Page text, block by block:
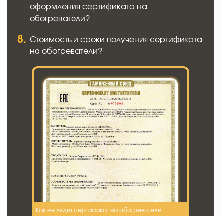
Как выглядит сертификат на обогреватели
оформления сертификата на
обогреватели?
Стоимость и сроки получения сертификата
на обогреватели?